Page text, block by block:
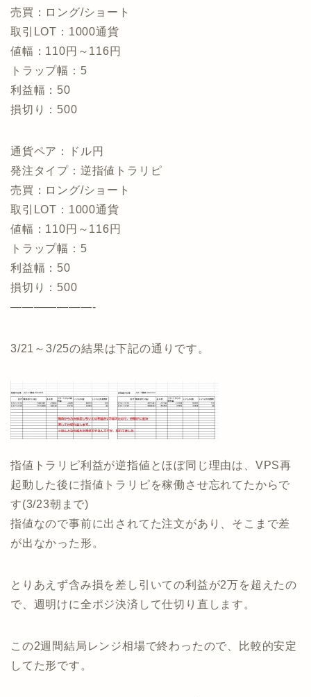
売買：ロング/ショート
取引LOT：1000通貨
値幅：110円～116円
トラップ幅：5
利益幅：50
損切り：500
通貨ペア：ドル円
発注タイプ：逆指値トラリピ
売買：ロング/ショート
取引LOT：1000通貨
値幅：110円～116円
トラップ幅：5
利益幅：50
損切り：500
———————-
3/21～3/25の結果は下記の通りです。
指値トラリピ利益が逆指値とほぼ同じ理由は、VPS再
起動した後に指値トラリピを稼働させ忘れてたからで
す(3/23朝まで)
指値なので事前に出されてた注文があり、そこまで差
が出なかった形。
とりあえず含み損を差し引いての利益が2万を超えたの
で、週明けに全ポジ決済して仕切り直します。
この2週間結局レンジ相場で終わったので、比較的安定
してた形です。